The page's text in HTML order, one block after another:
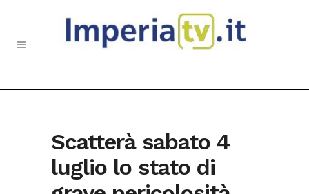
Scatterà sabato 4
luglio lo stato di